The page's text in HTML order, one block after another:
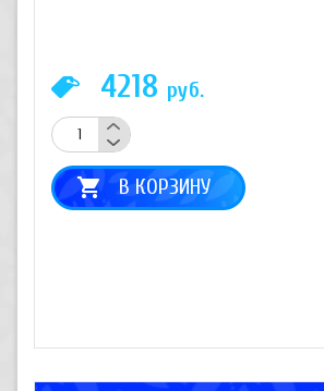
4218 руб.
В КОРЗИНУ